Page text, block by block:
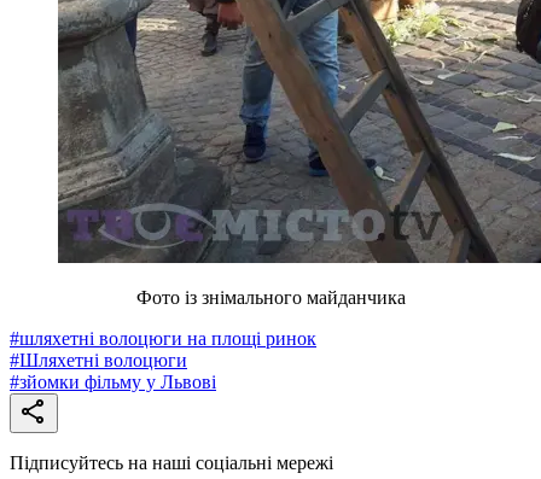
Фото із знімального майданчика
#шляхетні волоцюги на площі ринок
#Шляхетні волоцюги
#зйомки фільму у Львові
Підписуйтесь на наші соціальні мережі